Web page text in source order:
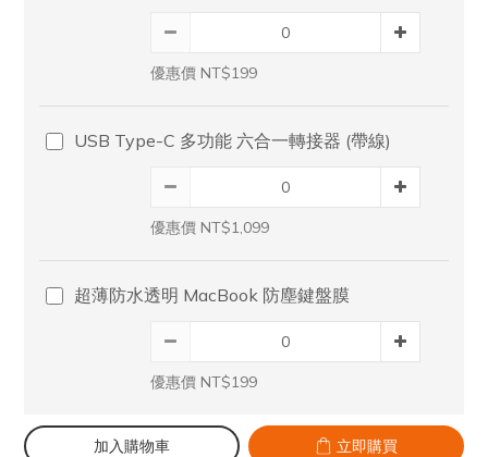
優惠價 NT$199
USB Type-C 多功能 六合一轉接器 (帶線)
優惠價 NT$1,099
超薄防水透明 MacBook 防塵鍵盤膜
優惠價 NT$199
加入購物車 立即購買